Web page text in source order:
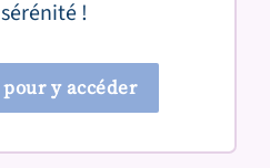
!
y accéder